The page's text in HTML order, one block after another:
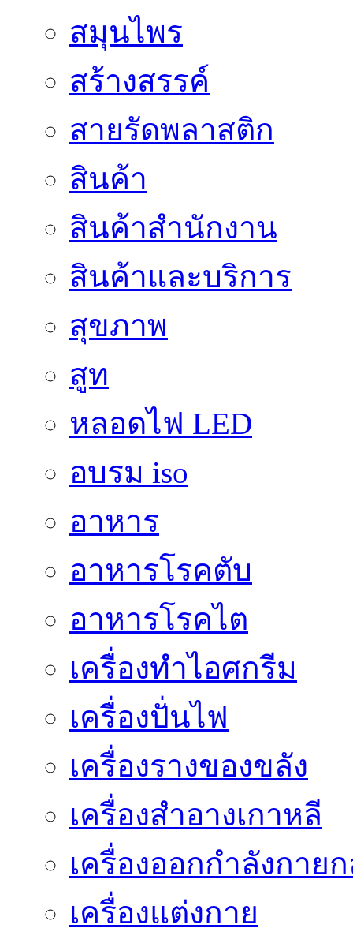
สมุนไพร
สร้างสรรค์
สายรัดพลาสติก
สินค้า
สินค้าสํานักงาน
สินค้าและบริการ
สุขภาพ
สูท
หลอดไฟ LED
อบรม iso
อาหาร
อาหารโรคตับ
อาหารโรคไต
เครื่องทำไอศกรีม
เครื่องปั่นไฟ
เครื่องรางของขลัง
เครื่องสำอางเกาหลี
เครื่องออกกำลังกาย
เครื่องแต่งกาย